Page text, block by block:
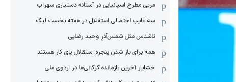
مربی مطرح اسپانیایی در آستانه دستیاری سهراب
سه غایب احتمالی استقلال در هفته نخست لیگ
ناشناس مثل شمس‌آذرِ وحید رضایی
همه برای باز شدن پنجره استقلال پای کار هستند
خشایار آخرین بازمانده گرگانی‌ها در اردوی ملی